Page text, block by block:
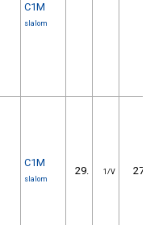
C1M
slalom
C1M
slalom
29. 1/V 27.88